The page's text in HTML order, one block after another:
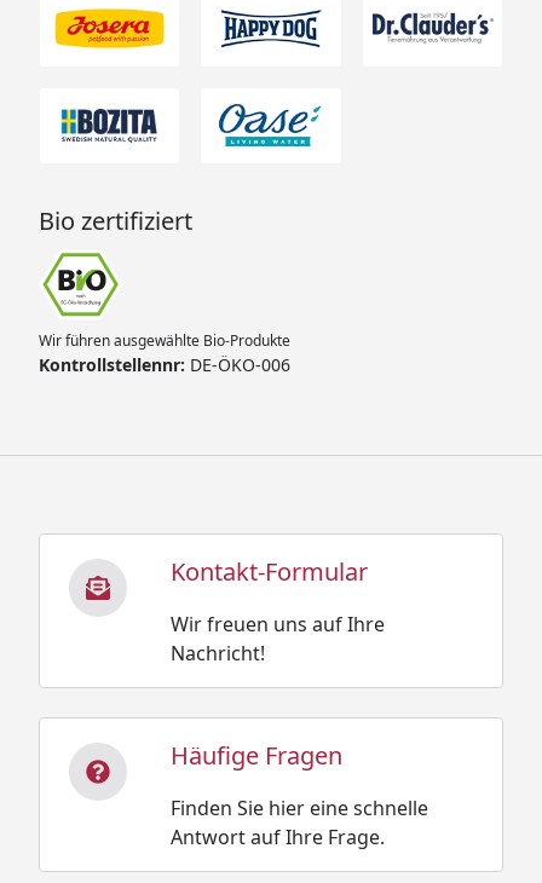
Bio zertifiziert
Wir führen ausgewählte Bio-Produkte
Kontrollstellennr: DE-ÖKO-006
Kontakt-Formular
Wir freuen uns auf Ihre
Nachricht!
Häufige Fragen
Finden Sie hier eine schnelle
Antwort auf Ihre Frage.